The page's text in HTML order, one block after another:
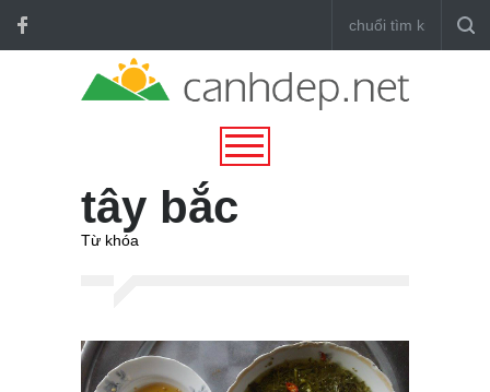
tây bắc
Từ khóa